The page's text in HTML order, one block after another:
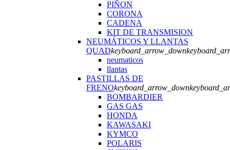
PIÑON
CORONA
CADENA
KIT DE TRANSMISION
NEUMÁTICOS Y LLANTAS
QUADkeyboard_arrow_down
neumaticos
llantas
PASTILLAS DE
FRENOkeyboard_arrow_down
BOMBARDIER
GAS GAS
HONDA
KAWASAKI
KYMCO
POLARIS